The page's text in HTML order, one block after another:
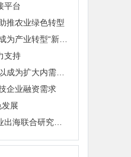
平台
推农业绿色转型
姜良杰:让绿色能源成为产业转型“新动脉”
支持
林立国:绿色消费何以成为扩大内需的新增长点
企业融资需求
发展
上海外国语大学企业出海联合研究院揭牌仪式举行